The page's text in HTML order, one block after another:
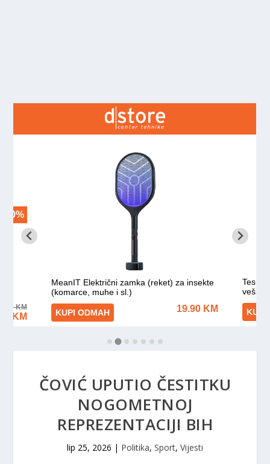
ČOVIĆ UPUTIO ČESTITKU
NOGOMETNOJ
REPREZENTACIJI BIH
lip 25, 2026 | Politika, Sport, Vijesti